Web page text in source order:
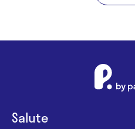
Salute